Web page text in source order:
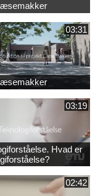
03:31
03:19
Hvad er
02:42